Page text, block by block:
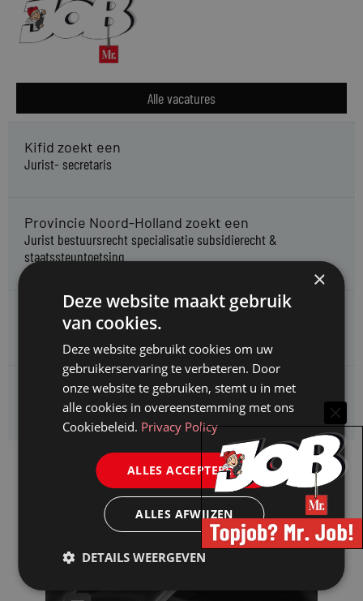
Alle vacatures
Kifid zoekt een
Jurist- secretaris
Provincie Noord-Holland zoekt een
Jurist bestuursrecht specialisatie subsidierecht &
staatssteuntoetsing
Omgevingsdienst Haaglanden zoekt een
Jurist Omgevingsrecht (faunabeheer)
Enexis zoekt een
Rentmeester midden- en hoogspanning
×
Deze website maakt gebruik
van cookies.
Deze website gebruikt cookies om uw
gebruikerservaring te verbeteren. Door
onze website te gebruiken, stemt u in met
alle cookies in overeenstemming met ons
Cookiebeleid. Privacy Policy
ALLES ACCEPTEREN
ALLES AFWIJZEN
DETAILS WEERGEVEN